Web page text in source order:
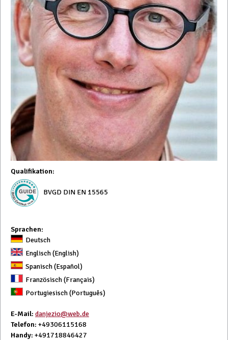
Qualifikation:
BVGD DIN EN 15565
Sprachen:
Deutsch
Englisch (English)
Spanisch (Español)
Französisch (Français)
Portugiesisch (Português)
E-Mail: danjezio@web.de
Telefon: +49306115168
Handy: +491718846427